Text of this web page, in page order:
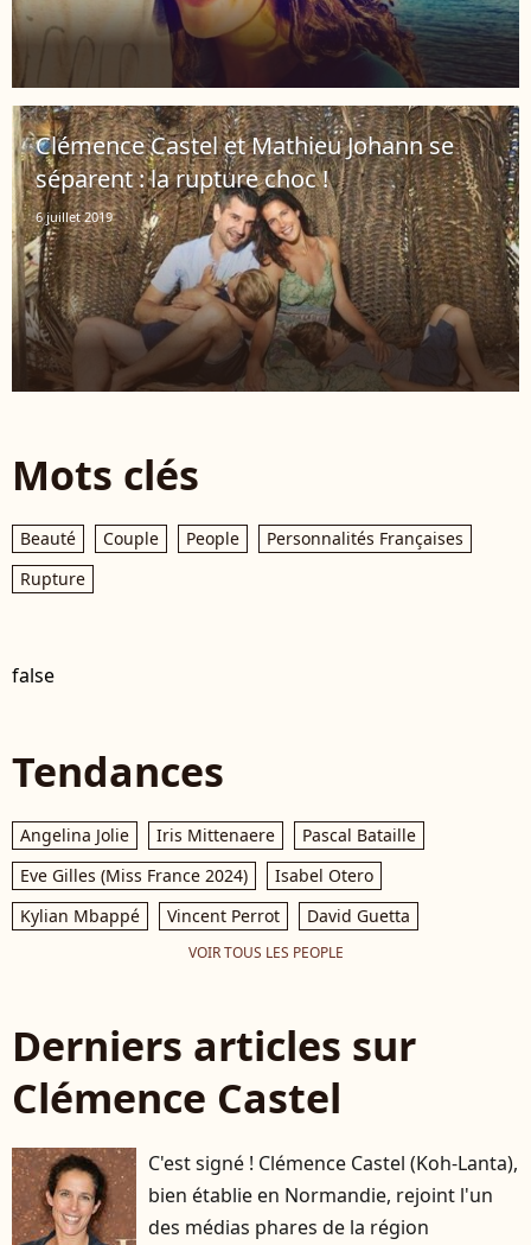
Clémence Castel et Mathieu Johann se
séparent : la rupture choc !
6 juillet 2019
Mots clés
Beauté Couple People
Personnalités Françaises
Rupture
false
Tendances
Angelina Jolie Iris Mittenaere
Pascal Bataille
Eve Gilles (Miss France 2024)
Isabel Otero
Kylian Mbappé
Vincent Perrot David Guetta
VOIR TOUS LES PEOPLE
Derniers articles sur
Clémence Castel
C'est signé ! Clémence Castel (Koh-Lanta),
bien établie en Normandie, rejoint l'un
des médias phares de la région